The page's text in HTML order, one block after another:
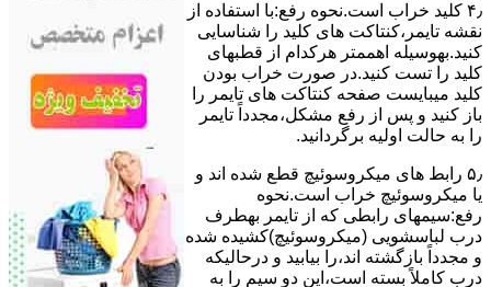
۴٫ ﮐﻠﯿﺪ ﺧﺮاب اﺳﺖ.نحوه رفع:ﺑﺎ اﺳﺘﻔﺎده از
ﻧﻘﺸﻪ ﺗﺎﯾﻤﺮ،ﮐﻨﺘﺎﮐﺖ ﻫﺎی ﮐﻠﯿﺪ را ﺷﻨﺎﺳﺎﯾﯽ
کنید.بهوسیله اهممتر هرکدام از قطبهای
ﮐﻠﯿﺪ را ﺗﺴﺖ ﮐﻨﯿﺪ.در ﺻﻮرت ﺧﺮاب ﺑﻮدن
ﮐﻠﯿﺪ میبایست ﺻﻔﺤﻪ ﮐﻨﺘﺎﮐﺖ ﻫﺎی ﺗﺎﯾﻤﺮ را
باز کنید و ﭘﺲ از رﻓﻊ مشکل،مجدداً ﺗﺎﯾﻤﺮ
را به حالت اوﻟﯿﻪ برگردانید.
۵٫ رابط های ﻣﯿﮑﺮوﺳﻮﺋﯿﭻ ﻗﻄﻊ شده اند و
ﯾﺎ ﻣﯿﮑﺮوﺳﻮﺋﯿﭻ ﺧﺮاب اﺳﺖ.نحوه
رفع:سیمهای راﺑﻄﯽ ﮐﻪ از ﺗﺎﯾﻤﺮ بهطرف
درب لباسشویی (ﻣﯿﮑﺮوﺳﻮﺋﯿﭻ)کشیده شده
و مجدداً بازگشته اند،را ﺑﯿﺎﺑﯿﺪ و درحالیکه
درب کاملاً ﺑﺴﺘﻪ اﺳﺖ،اﯾﻦ دو ﺳﯿﻢ را ﺑﻪ